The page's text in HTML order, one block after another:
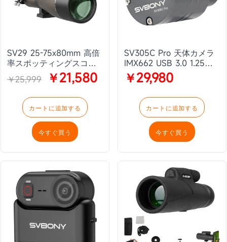
SV29 25-75x80mm 高倍
率スポッティングスコー
プキット
￥25,999 ￥21,580
カートに追加する
今すぐ買う
SV305C Pro 天体カメラ
IMX662 USB 3.0 1.25イ
ンチ 0.7e-低ノイズ ST4
ガイド付きカラーカメ
像、EAA に適していま
す。
￥29,980
カートに追加する
今すぐ買う